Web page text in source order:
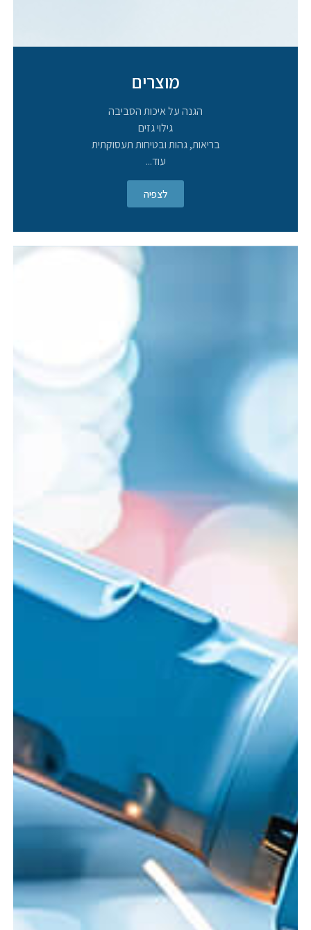
מוצרים
הגנה על איכות הסביבה
גילוי גזים
בריאות, גהות ובטיחות תעסוקתית
עוד...
לצפיה